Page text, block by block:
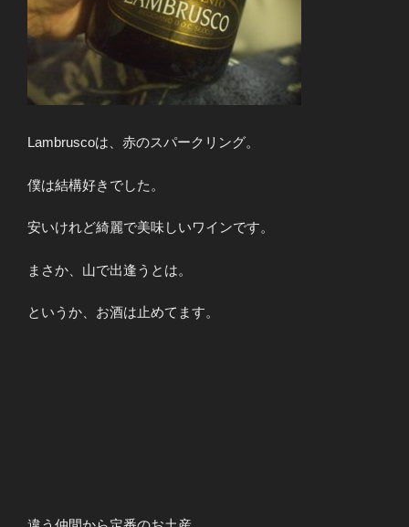
Lambruscoは、赤のスパークリング。
僕は結構好きでした。
安いけれど綺麗で美味しいワインです。
まさか、山で出逢うとは。
というか、お酒は止めてます。